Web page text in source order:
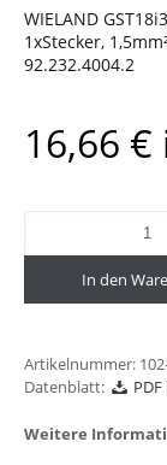
WIELAND
1xStecker,
92.232.4004.2
16,66 €
In den
Artikelnummer:
Datenblatt:
Weitere